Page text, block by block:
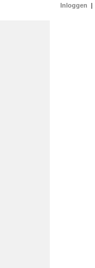
Inloggen |